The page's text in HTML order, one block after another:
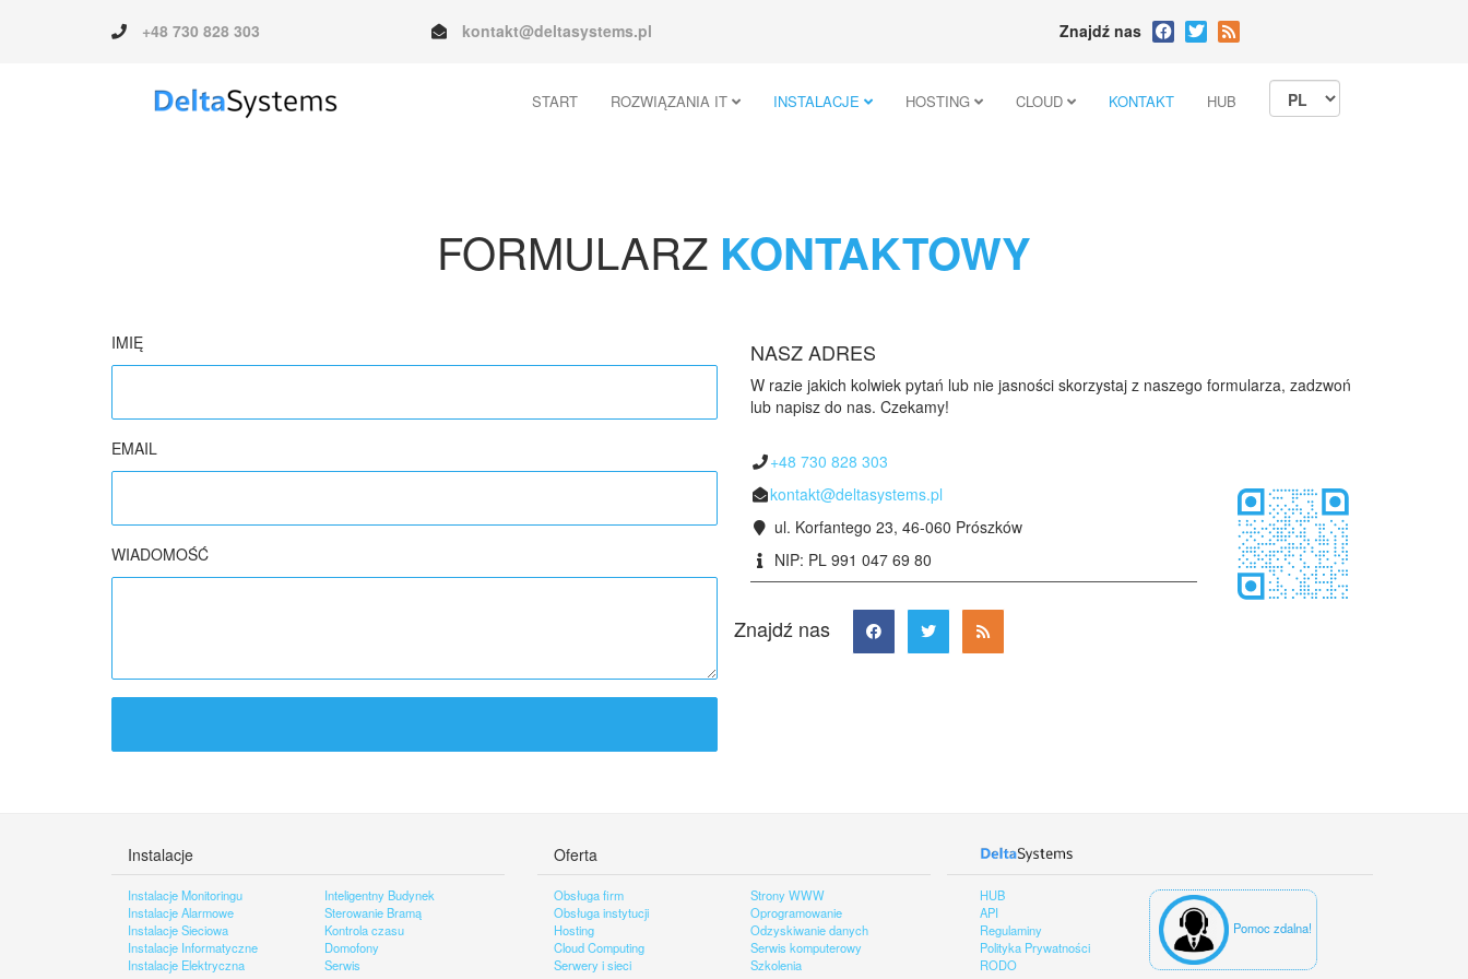
+48 730 828 303 kontakt@deltasystems.pl Znajdź nas
START ROZWIĄZANIA IT INSTALACJE HOSTING CLOUD KONTAKT HUB
FORMULARZ KONTAKTOWY
IMIĘ
EMAIL
WIADOMOŚĆ
NASZ ADRES
W razie jakich kolwiek pytań lub nie jasności skorzystaj z naszego formularza, zadzwoń
lub napisz do nas. Czekamy!
+48 730 828 303
kontakt@deltasystems.pl
ul. Korfantego 23, 46-060 Prószków
NIP: PL 991 047 69 80
Znajdź nas
Instalacje
Instalacje Monitoringu
Instalacje Alarmowe
Instalacje Sieciowa
Instalacje Informatyczne
Instalacje Elektryczna
Inteligentny Budynek
Sterowanie Bramą
Kontrola czasu
Domofony
Serwis
Oferta
Obsługa firm
Obsługa instytucji
Hosting
Cloud Computing
Serwery i sieci
Strony WWW
Oprogramowanie
Odzyskiwanie danych
Serwis komputerowy
Szkolenia
HUB
API
Regulaminy
Polityka Prywatności
RODO
Pomoc zdalna!